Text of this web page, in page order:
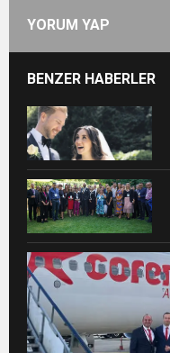
YORUM YAP
BENZER HABERLER